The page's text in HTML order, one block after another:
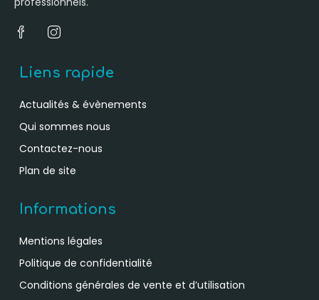
Liens rapide
Actualités & évènements
Qui sommes nous
Contactez-nous
Plan de site
Informations
Mentions légales
Politique de confidentialité
Conditions générales de vente et d’utilisation